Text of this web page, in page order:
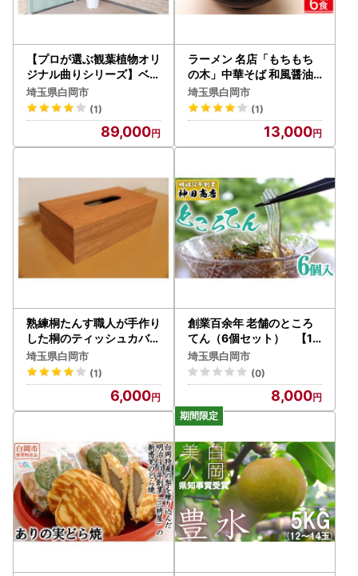
【プロが選ぶ観葉植物オリ
ジナル曲りシリーズ】ベン
ガレンシス 10号
埼玉県白岡市
(1)
89,000
ラーメン 名店「もちもち
の木」中華そば 和風醤油
味 6食分
埼玉県白岡市
(1)
13,000
熟練桐たんす職人が手作り
した桐のティッシュカバー
＜オイル塗装（ブラウン）
＞
埼玉県白岡市
(1)
6,000
創業百余年 老舗のところ
てん（6個セット） 【11
246-0262】
埼玉県白岡市
(0)
8,000